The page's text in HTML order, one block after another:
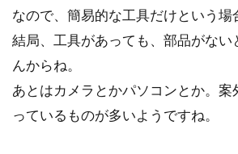
なので、簡易的な工具だけという場
結局、工具があっても、部品がない
んからね。
あとはカメラとかパソコンとか。案
っているものが多いようですね。